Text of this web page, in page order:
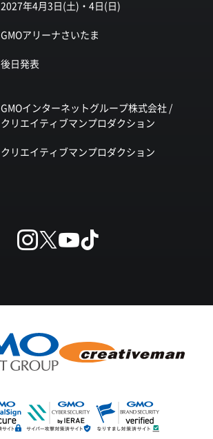
2027年4月3日(土)・4日(日)
GMOアリーナさいたま
後日発表
GMOインターネットグループ株式会社 /
クリエイティブマンプロダクション
クリエイティブマンプロダクション